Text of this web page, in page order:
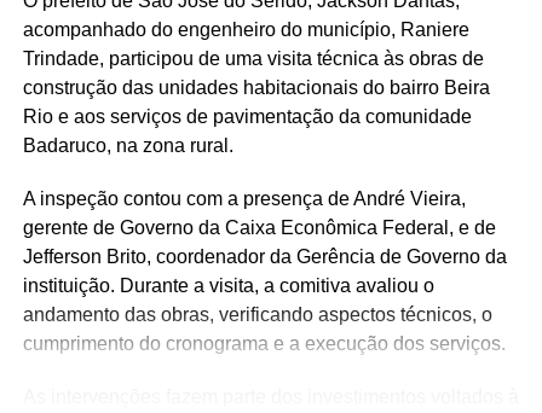
A agenda desta semana reforça uma das principais
características da pré-campanha de Ivan Júnior: a
presença constante nos municípios, o diálogo com a
população e a construção de propostas a partir da
realidade de cada cidade.
Com base política consolidada em Assú e no Vale do
Açu, Ivan vem ampliando sua atuação por todo o Rio
Grande do Norte, mas reafirma que o desenvolvimento da
região continuará sendo uma das principais bandeiras de
sua caminhada rumo à Assembleia Legislativa.
acompanhado do engenheiro do município, Raniere
Trindade, participou de uma visita técnica às obras de
construção das unidades habitacionais do bairro Beira
Rio e aos serviços de pavimentação da comunidade
Badaruco, na zona rural.
A inspeção contou com a presença de André Vieira,
gerente de Governo da Caixa Econômica Federal, e de
Jefferson Brito, coordenador da Gerência de Governo da
instituição. Durante a visita, a comitiva avaliou o
andamento das obras, verificando aspectos técnicos, o
cumprimento do cronograma e a execução dos serviços.